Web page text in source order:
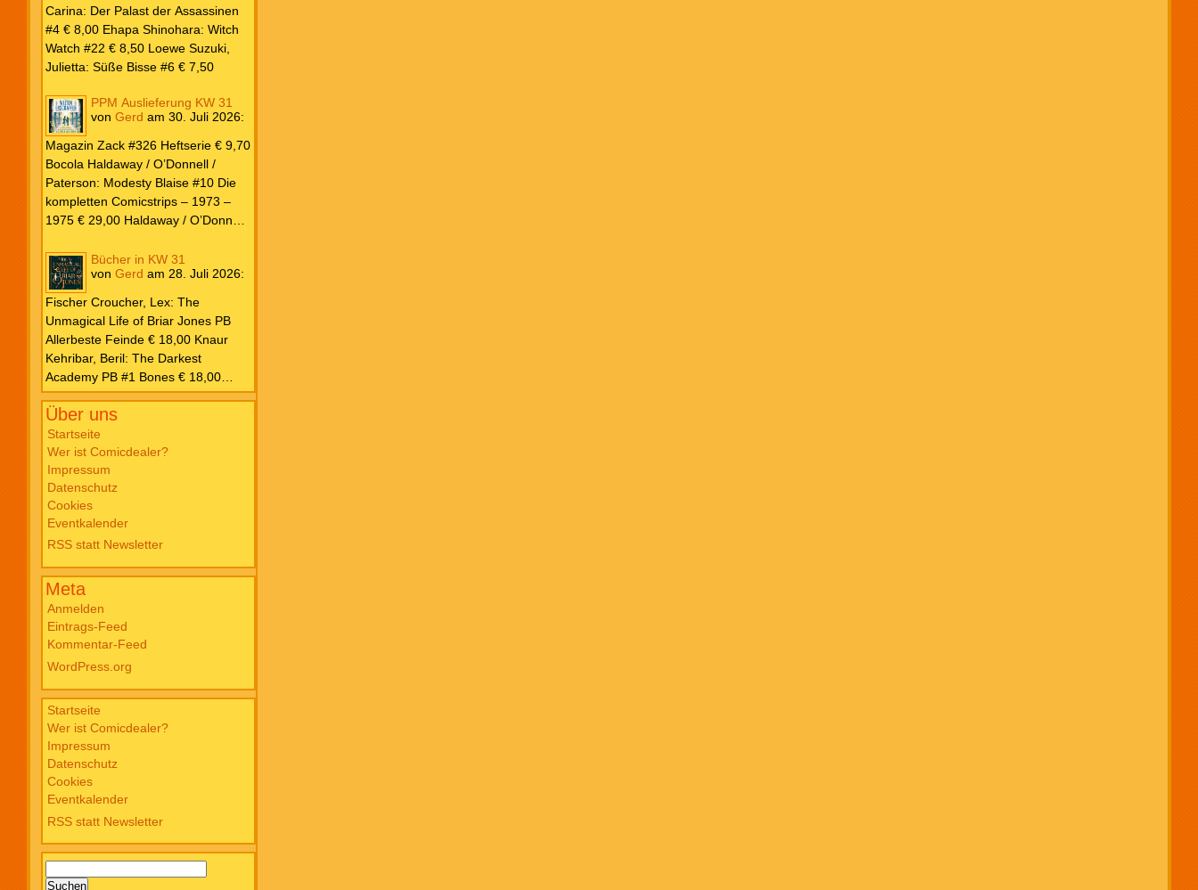
Carina: Der Palast der Assassinen
#4 € 8,00 Ehapa Shinohara: Witch
Watch #22 € 8,50 Loewe Suzuki,
Julietta: Süße Bisse #6 € 7,50
PPM Auslieferung KW 31
von Gerd am 30. Juli 2026:
Magazin Zack #326 Heftserie € 9,70
Bocola Haldaway / O’Donnell /
Paterson: Modesty Blaise #10 Die
kompletten Comicstrips – 1973 –
1975 € 29,00 Haldaway / O’Donnell
kompletten Comicstrips – 1972 –
1973 € 29,00 Knesebeck Hendrix,
John: Die Weltenerschaffer Die
fantastische Freundschaft von C.S.
Lewis & J.R.R. Tolkien € 30,00
Weissblech Luba Wolfsschwanz #22
€ 4,90 Horror Schocker #81 € 4,90
Bücher in KW 31
von Gerd am 28. Juli 2026:
Fischer Croucher, Lex: The
Unmagical Life of Briar Jones PB
Allerbeste Feinde € 18,00 Knaur
Kehribar, Beril: The Darkest
Academy PB #1 Bones € 18,00
Lübbe Odette, Tessonja: Fair Isle
Trilogie PB #3 To Spark a Fae War €
18,00 Bramble Hardcover Priest: Lie
Huo Jiao Chou HC #1 Drowning
Sorrows in Raging Fire € 25,00
Carlsen Davon, Isla: Blackened
Blade PB #3 Of Blackened Blood €
18,00
Über uns
Startseite
Wer ist Comicdealer?
Impressum
Datenschutz
Cookies
Eventkalender
RSS statt Newsletter
Meta
Anmelden
Eintrags-Feed
Kommentar-Feed
WordPress.org
Startseite
Wer ist Comicdealer?
Impressum
Datenschutz
Cookies
Eventkalender
RSS statt Newsletter
nach: